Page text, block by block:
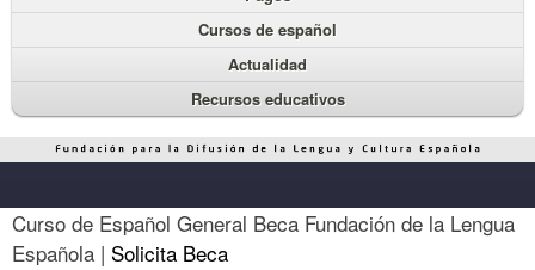
Cursos de español
Actualidad
Recursos educativos
Curso de Español General Beca Fundación de la Lengua
Española | Solicita Beca